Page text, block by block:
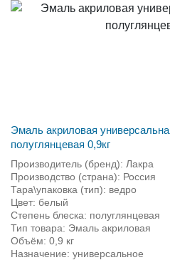
Эмаль акриловая
полуглянцевая 0,9кг
Производитель (бренд): Лакра
Производство (страна): Россия
Тара\упаковка (тип): ведро
Цвет: белый
Степень блеска: полуглянцевая
Тип товара: Эмаль акриловая
Объём: 0,9 кг
Назначение: универсальное